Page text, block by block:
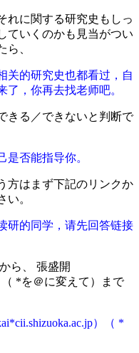
れに関する研究史もしっ
ていくのかも見当がつい
ら、
关的研究史也都看过，自
，你再去找老师吧。
きる／できないと判断で
否能指导你。
方はまず下記のリンクか
い。
研的同学，请先回答链接
ら、 張盛開
（ *を＠に変えて）まで
）（ *